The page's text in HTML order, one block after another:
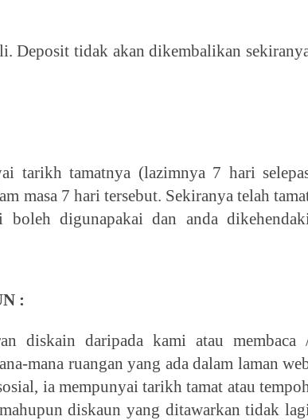
Deposit tidak akan dikembalikan
tarikh tamatnya (lazimnya 7 hari
masa 7 hari tersebut. Sekiranya telah
digunapakai dan anda
:
diskain daripada kami atau membaca
mana ruangan yang ada dalam laman
ia mempunyai tarikh tamat atau
diskaun yang ditawarkan tidak